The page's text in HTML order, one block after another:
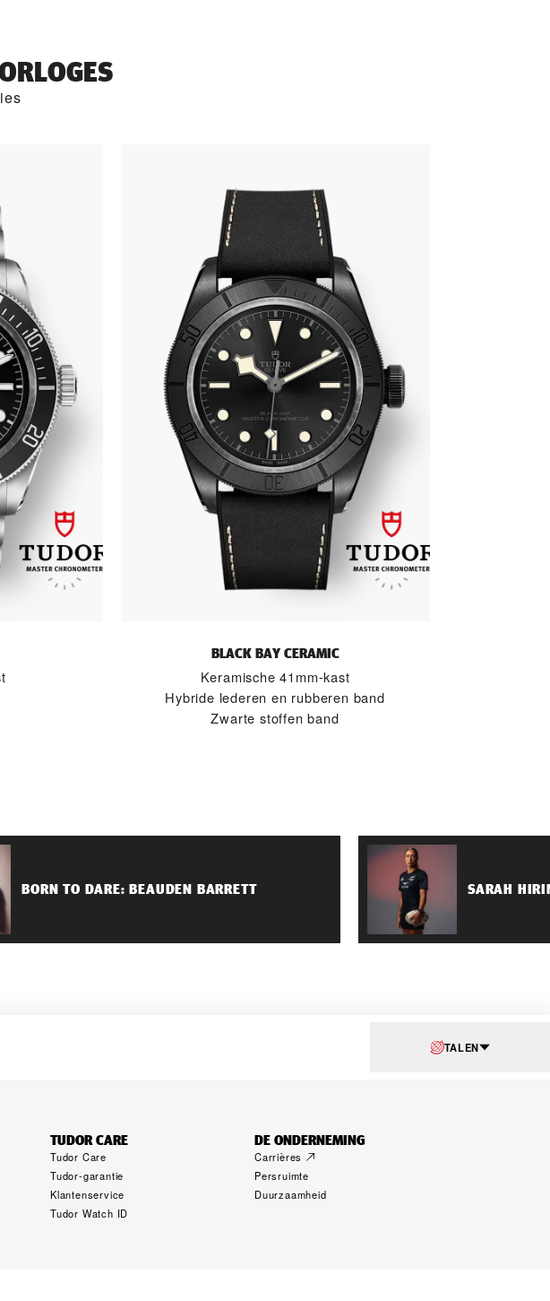
BLACK BAY CERAMIC
Keramische 41mm-kast
Hybride lederen en rubberen band
Zwarte stoffen band
BORN TO DARE: BEAUDEN BARRETT SARAH
TUDOR CARE
Tudor Care
Tudor-garantie
Klantenservice
Tudor Watch ID
DE ONDERNEMING
Carrières
Persruimte
Duurzaamheid
TALEN